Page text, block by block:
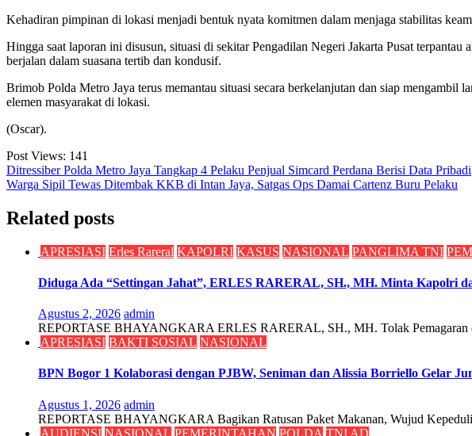
Kehadiran pimpinan di lokasi menjadi bentuk nyata komitmen dalam menjaga stabilitas
Hingga saat laporan ini disusun, situasi di sekitar Pengadilan Negeri Jakarta Pusat
berjalan dalam suasana tertib dan kondusif.
Brimob Polda Metro Jaya terus memantau situasi secara berkelanjutan dan siap mengambil
elemen masyarakat di lokasi.
(Oscar).
Post Views: 141
Navigasi
pos
Ditressiber Polda Metro Jaya Tangkap 4 Pelaku Penjual Simcard Perdana Berisi Data Pribadi
Warga Sipil Tewas Ditembak KKB di Intan Jaya, Satgas Ops Damai Cartenz Buru Pelaku
Related posts
APRESIASI Erles Rareral KAPOLRI KASUS NASIONAL PANGLIMA TNI
Diduga Ada “Settingan Jahat”, ERLES RARERAL, SH., MH. Minta Kapolri
Agustus 2, 2026 admin
REPORTASE BHAYANGKARA ERLES RARERAL, SH., MH. Tolak Pemagaran
APRESIASI BAKTI SOSIAL NASIONAL
BPN Bogor 1 Kolaborasi dengan PJBW, Seniman dan Alissia Borriello Gelar
Agustus 1, 2026 admin
REPORTASE BHAYANGKARA Bagikan Ratusan Paket Makanan, Wujud
AUDIENSI NASIONAL PEMERINTAHAN POLDA TNI AD